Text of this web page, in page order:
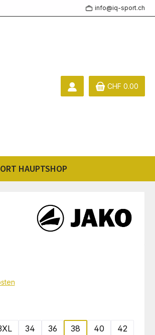
info@iq-sport.ch
CHF 0.00
HAUPTSHOP
34 36 38 40
42